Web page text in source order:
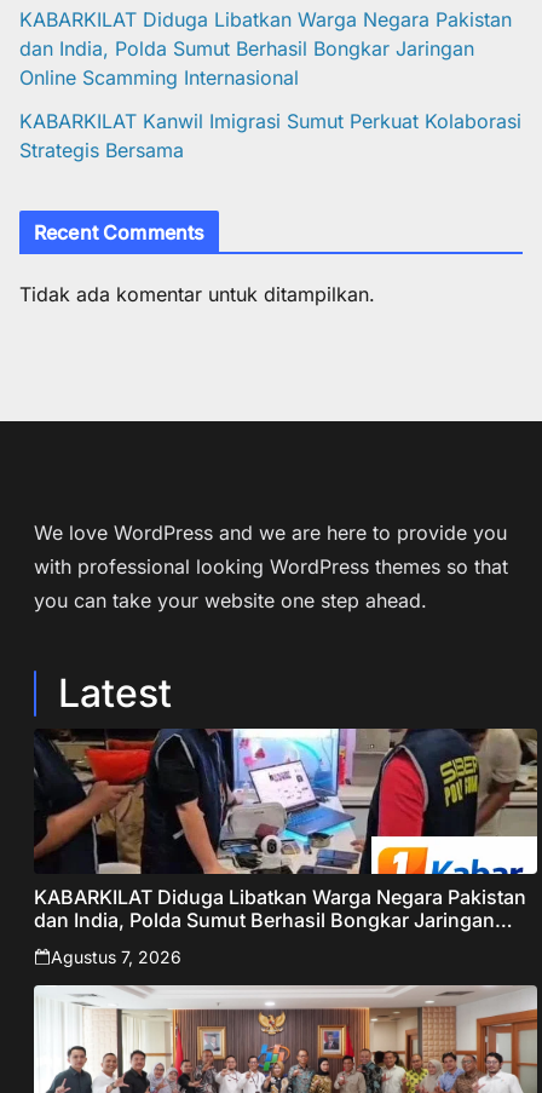
KABARKILAT Diduga Libatkan Warga Negara Pakistan
dan India, Polda Sumut Berhasil Bongkar Jaringan
Online Scamming Internasional
KABARKILAT Kanwil Imigrasi Sumut Perkuat Kolaborasi
Strategis Bersama
Recent Comments
Tidak ada komentar untuk ditampilkan.
We love WordPress and we are here to provide you
with professional looking WordPress themes so that
you can take your website one step ahead.
Latest
KABARKILAT Diduga Libatkan Warga Negara Pakistan
dan India, Polda Sumut Berhasil Bongkar Jaringan
Online Scamming Internasional
Agustus 7, 2026